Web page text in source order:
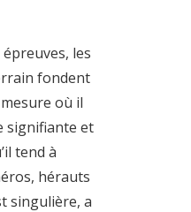
les
fondent
où il
signifiante et
tend à
hérauts
singulière, a